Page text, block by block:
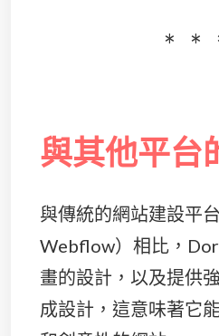
與其他平台
與傳統的網站建設平
Webflow）相比，
畫的設計，以及提供
成設計，這意味著它